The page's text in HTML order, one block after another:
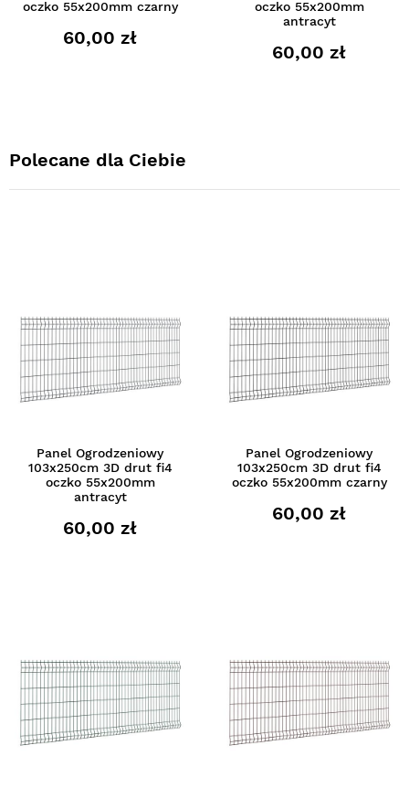
oczko 55x200mm czarny
60,00 zł
oczko 55x200mm
antracyt
60,00 zł
Polecane dla Ciebie
Panel Ogrodzeniowy
103x250cm 3D drut fi4
oczko 55x200mm
antracyt
60,00 zł
Panel Ogrodzeniowy
103x250cm 3D drut fi4
oczko 55x200mm czarny
60,00 zł